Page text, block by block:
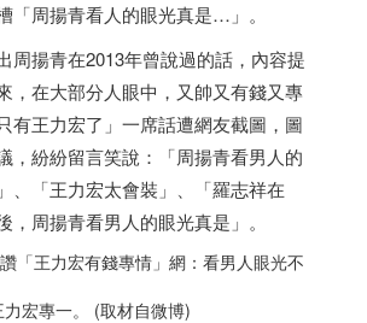
「周揚青看人的眼光真是…」。
周揚青在2013年曾說過的話，內容提
，在大部分人眼中，又帥又有錢又專
有王力宏了」一席話遭網友截圖，圖
，紛紛留言笑說：「周揚青看男人的
、「王力宏太會裝」、「羅志祥在
，周揚青看男人的眼光真是」。
宏專一。 (取材自微博)